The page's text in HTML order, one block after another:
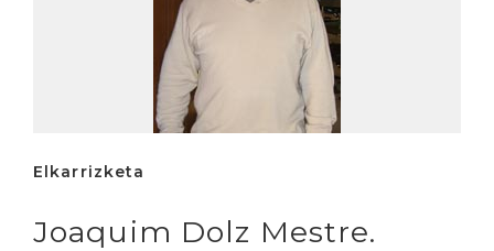
Elkarrizketa
Joaquim Dolz Mestre.